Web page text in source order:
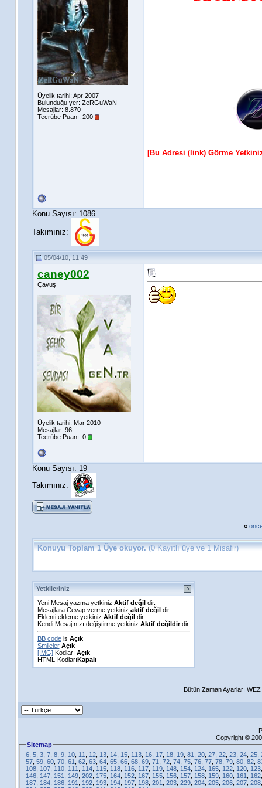
Üyelik tarihi: Apr 2007
Bulunduğu yer: ZeRGuWaN
Mesajlar: 8.870
Tecrübe Puanı: 200
[Bu Adresi (link) Görme
Konu Sayısı: 1086
Takımınız:
05/04/10, 11:49
caney002
Çavuş
Üyelik tarihi: Mar 2010
Mesajlar: 96
Tecrübe Puanı: 0
Konu Sayısı: 19
Takımınız:
«
Konuyu Toplam 1 Üye okuyor.(0 Kayıtlı üye ve 1 Misafir)
Yetkileriniz
Yeni Mesaj yazma yetkiniz Aktif değildir.
Mesajlara Cevap verme yetkiniz aktif değildir.
Eklenti ekleme yetkiniz Aktif değildir.
Kendi Mesajınızı değiştirme yetkiniz Aktif değildirdir.
BB codeis Açık
Smileler Açık
[IMG]Kodları Açık
HTML-KodlarıKapalı
Bütün Zaman Ayarları
Copyright ©
Sitemap
6, 5, 3, 7, 8, 9, 10, 11 12, 13, 14, 15, 113, 16, 17, 18, 19, 81 20, 27, 22, 23, 24, 25,
57, 59, 60, 70, 61 62, 63, 64, 65, 66, 68, 69, 71 72, 74, 75, 76, 77, 78, 79, 80, 82,
108, 107, 110, 111 114, 115, 118, 116, 117, 119, 148, 154, 124, 165, 122, 120, 123
146, 147, 151 149, 202, 175, 164, 152, 167, 155, 156, 157, 158, 159, 160, 161 162
187, 184, 186, 191 192, 193, 194, 197, 198, 201 203, 229, 204, 205, 206, 207, 208